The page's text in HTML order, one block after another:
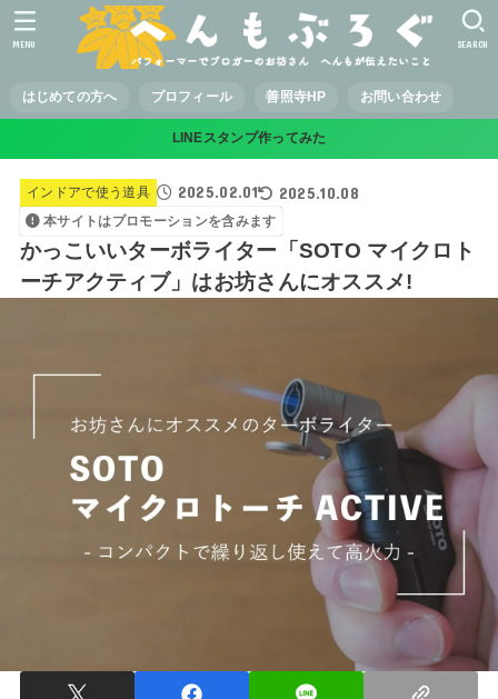
はじめての方へ プロフィール 善照寺HP お問い合わせ
SEARCH
MENU
LINEスタンプ作ってみた
インドアで使う道具 2025.02.01 2025.10.08
本サイトはプロモーションを含みます
かっこいいターボライター「SOTO マイクロト
ーチアクティブ」はお坊さんにオススメ!